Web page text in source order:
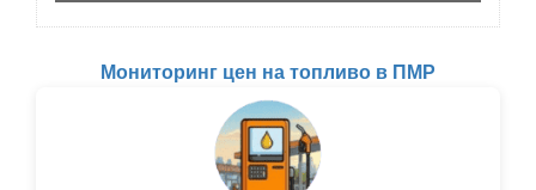
Мониторинг цен на топливо в ПМР